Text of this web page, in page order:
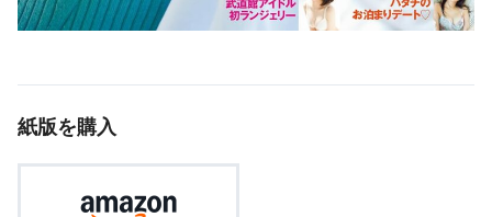
紙版を購入